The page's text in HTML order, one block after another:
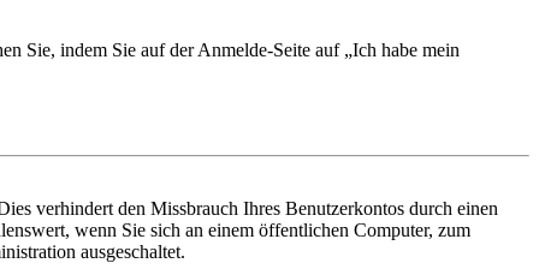
Sie, indem Sie auf der Anmelde-Seite auf „Ich habe mein
verhindert den Missbrauch Ihres Benutzerkontos durch einen
wenn Sie sich an einem öffentlichen Computer, zum
ausgeschaltet.